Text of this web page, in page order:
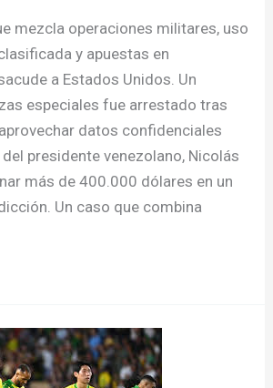
mezcla operaciones militares, uso
y apuestas en
a Estados Unidos. Un
especiales fue arrestado tras
datos confidenciales
presidente venezolano, Nicolás
más de 400.000 dólares en un
Un caso que combina